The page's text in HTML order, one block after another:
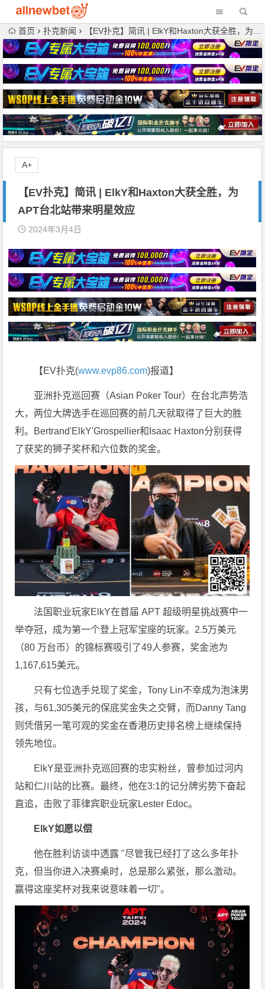
首页 扑克新闻 【EV扑克】简讯 | ElkY和Haxton大获全胜，为APT台北站带来明星效应
【EV扑克】简讯 | ElkY和Haxton大获全胜，为
APT台北站带来明星效应
2024年3月4日
【EV扑克(www.evp86.com)报道】
亚洲扑克巡回赛（Asian Poker Tour）在台北声势浩
大，两位大牌选手在巡回赛的前几天就取得了巨大的胜
利。Bertrand'ElkY'Grospellier和Isaac Haxton分别获得
了获奖的狮子奖杯和六位数的奖金。
法国职业玩家ElkY在首届 APT 超级明星挑战赛中一
举夺冠，成为第一个登上冠军宝座的玩家。2.5万美元
（80 万台币）的锦标赛吸引了49人参赛，奖金池为
1,167,615美元。
只有七位选手兑现了奖金，Tony Lin不幸成为泡沫男
孩，与61,305美元的保底奖金失之交臂，而Danny Tang
则凭借另一笔可观的奖金在香港历史排名榜上继续保持
领先地位。
ElkY是亚洲扑克巡回赛的忠实粉丝，曾参加过河内
站和仁川站的比赛。最终，他在3:1的记分牌劣势下奋起
直追，击败了菲律宾职业玩家Lester Edoc。
ElkY如愿以偿
他在胜利访谈中透露 "尽管我已经打了这么多年扑
克，但当你进入决赛桌时，总是那么紧张，那么激动。
赢得这座奖杯对我来说意味着一切"。
A+